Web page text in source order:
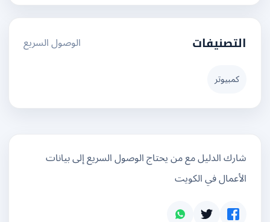
التصنيفات الوصول السريع
كمبيوتر
شارك الدليل مع من يحتاج الوصول السريع إلى بيانات
الأعمال في الكويت